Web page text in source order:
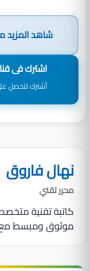
شاهد
اشترك فى
أشترك لتحصل
نهال فاروق
محرر تقني
كاتبة تقنية
موثوق ومبسط